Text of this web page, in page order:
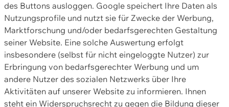
des Buttons ausloggen. Google speichert Ihre Daten als
Nutzungsprofile und nutzt sie für Zwecke der Werbung,
Marktforschung und/oder bedarfsgerechten Gestaltung
seiner Website. Eine solche Auswertung erfolgt
insbesondere (selbst für nicht eingeloggte Nutzer) zur
Erbringung von bedarfsgerechter Werbung und um
andere Nutzer des sozialen Netzwerks über Ihre
Aktivitäten auf unserer Website zu informieren. Ihnen
steht ein Widerspruchsrecht zu gegen die Bildung dieser